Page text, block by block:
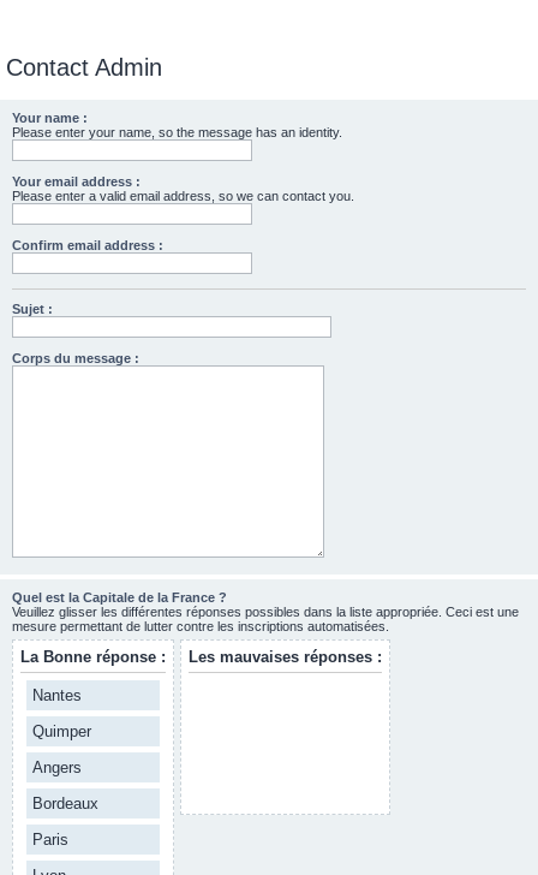
Contact Admin
Your name :
Please enter your name, so the message has an identity.
Your email address :
Please enter a valid email address, so we can contact you.
Confirm email address :
Sujet :
Corps du message :
Quel est la Capitale de la France ?
Veuillez glisser les différentes réponses possibles dans la liste appropriée. Ceci est une
mesure permettant de lutter contre les inscriptions automatisées.
La Bonne réponse :
Nantes
Quimper
Angers
Bordeaux
Paris
Les mauvaises réponses :